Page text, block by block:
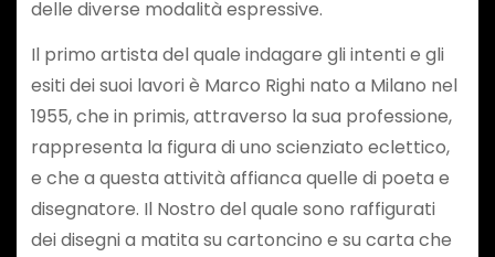
delle diverse modalità espressive.
Il primo artista del quale indagare gli intenti e gli
esiti dei suoi lavori è Marco Righi nato a Milano nel
1955, che in primis, attraverso la sua professione,
rappresenta la figura di uno scienziato eclettico,
e che a questa attività affianca quelle di poeta e
disegnatore. Il Nostro del quale sono raffigurati
dei disegni a matita su cartoncino e su carta che